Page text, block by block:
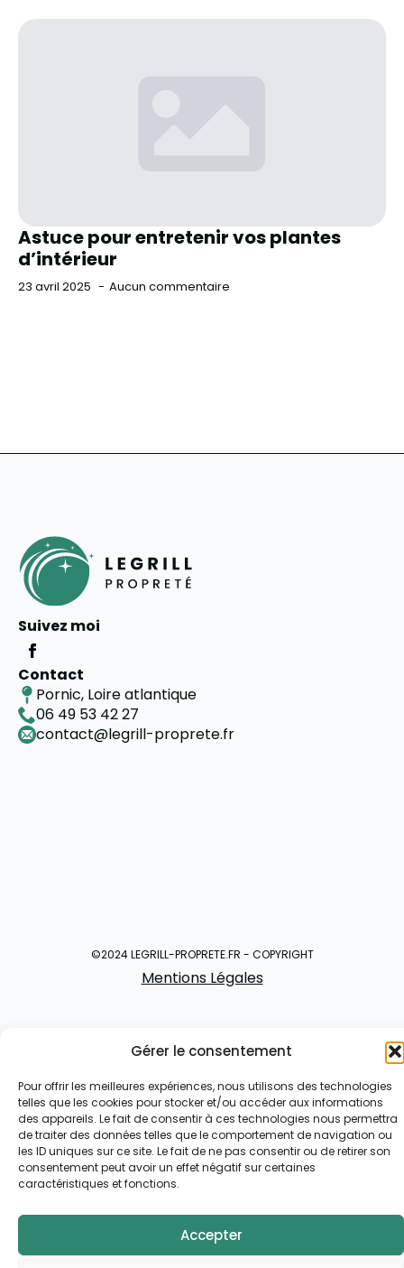
Gérer le consentement
Pour offrir les meilleures expériences, nous utilisons des technologies
telles que les cookies pour stocker et/ou accéder aux informations
des appareils. Le fait de consentir à ces technologies nous permettra
de traiter des données telles que le comportement de navigation ou
les ID uniques sur ce site. Le fait de ne pas consentir ou de retirer son
consentement peut avoir un effet négatif sur certaines
caractéristiques et fonctions.
Accepter
Astuce pour entretenir vos plantes
d’intérieur
23 avril 2025 Aucun commentaire
Suivez moi
Contact
Pornic, Loire atlantique
06 49 53 42 27
contact@legrill-proprete.fr
©2024 LEGRILL-PROPRETE.FR - COPYRIGHT
Mentions Légales